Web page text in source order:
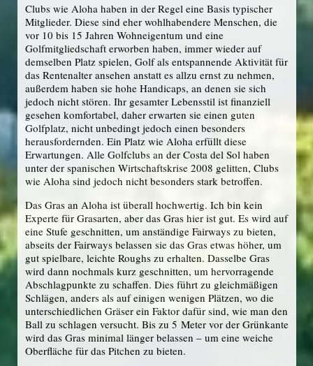
Clubs wie Aloha haben in der Regel eine Basis typischer
Mitglieder. Diese sind eher wohlhabendere Menschen, die
vor 10 bis 15 Jahren Wohneigentum und eine
Golfmitgliedschaft erworben haben, immer wieder auf
demselben Platz spielen, Golf als entspannende Aktivität für
das Rentenalter ansehen anstatt es allzu ernst zu nehmen,
außerdem haben sie hohe Handicaps, an denen sie sich
jedoch nicht stören. Ihr gesamter Lebensstil ist finanziell
gesehen komfortabel, daher erwarten sie einen guten
Golfplatz, nicht unbedingt jedoch einen besonders
herausfordernden. Ein Platz wie Aloha erfüllt diese
Erwartungen. Alle Golfclubs an der Costa del Sol haben
unter der spanischen Wirtschaftskrise 2008 gelitten, Clubs
wie Aloha sind jedoch nicht besonders stark betroffen.
Das Gras an Aloha ist überall hochwertig. Ich bin kein
Experte für Grasarten, aber das Gras hier ist gut. Es wird auf
eine Stufe geschnitten, um anständige Fairways zu bieten,
abseits der Fairways belassen sie das Gras etwas höher, um
gut spielbare, leichte Roughs zu erhalten. Dasselbe Gras
wird dann nochmals kurz geschnitten, um hervorragende
Abschlagpunkte zu schaffen. Dies führt zu gleichmäßigen
Schlägen, anders als auf einigen wenigen Plätzen, wo die
unterschiedlichen Gräser ein Faktor dafür sind, wie man den
Ball zu schlagen versucht. Bis zu 5 Meter vor der Grünkante
wird das Gras minimal länger belassen – um eine weiche
Oberfläche für das Pitchen zu bieten.